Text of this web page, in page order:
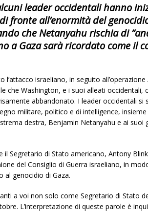
leader occidentali hanno
fronte all’enormità del
che Netanyahu rischia di
a Gaza sarà ricordato come il
l’attacco israeliano, in seguito
che Washington, e i suoi alleati occidentali,
abbandonato. I leader occidentali si
militare, politico e di intelligence,
destra, Benjamin Netanyahu e ai
il Segretario di Stato americano, Antony
del Consiglio di Guerra israeliano, in
al genocidio di Gaza.
a voi non solo come Segretario di Stato
L’interpretazione di queste parole è